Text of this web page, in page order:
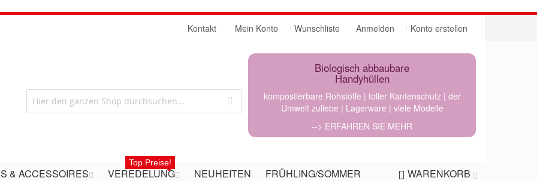
Mein Konto Wunschliste Anmelden Konto erstellen
Kontakt
Biologisch abbaubare
Handyhüllen
kompostierbare Rohstoffe | toller Kantenschutz | der
Umwelt zuliebe | Lagerware | viele Modelle
--> ERFAHREN SIE MEHR
WARENKORB
& ACCESSOIRES VEREDELUNG
Top Preise!
NEUHEITEN FRÜHLING/SOMMER